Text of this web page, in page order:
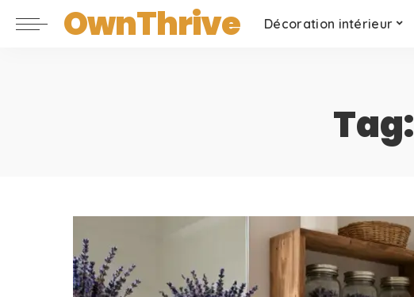
OwnThrive Décoration intérieur
Tag: